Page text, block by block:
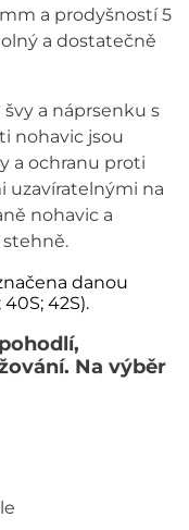
a prodyšností 5
a dostatečně
a náprsenku s
nohavic jsou
a ochranu proti
uzavíratelnými na
nohavic a
danou
42S).
Na výběr